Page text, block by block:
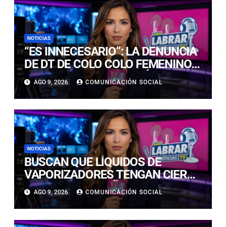
NOTICIAS
“ES INNECESARIO”: LA DENUNCIA
DE DT DE COLO COLO FEMENINO
TRAS GANAR SUPERCLÁSICO
ANTE LA U
AGO 9, 2026 COMUNICACIÓN SOCIAL
NOTICIAS
BUSCAN QUE LÍQUIDOS DE
VAPORIZADORES TENGAN CIERRE
SEGURO PARA NIÑOS:
INTOXICACIONES SUBIERON UN
400%
AGO 9, 2026 COMUNICACIÓN SOCIAL